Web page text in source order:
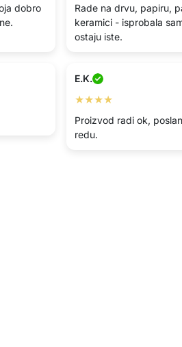
dobro
Rade na drvu, papiru,
keramici - isprobala
ostaju iste.
E.K.
★★★★
Proizvod radi ok,
redu.